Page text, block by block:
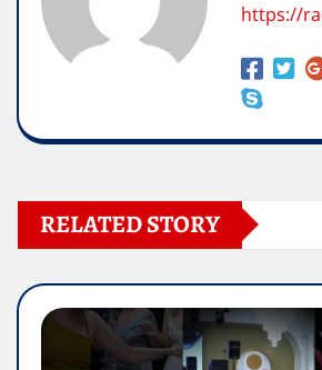
https://
RELATED STORY